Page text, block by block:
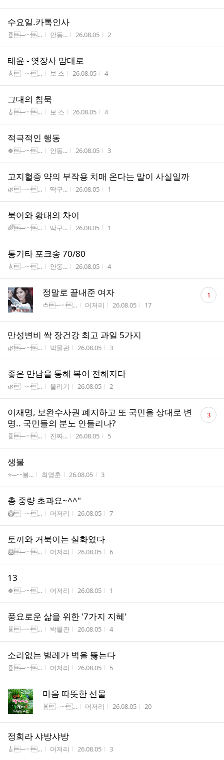
수요일.카톡인사
게시판명
🧬─····... 작성자
안동... 작성시간
26.08.05 조회수
2
태윤 - 엿장사 맘대로
게시판명
🎸─····... 작성자
보 스 작성시간
26.08.05 조회수
4
그대의 침묵
게시판명
🎸─····... 작성자
보 스 작성시간
26.08.05 조회수
4
적극적인 행동
게시판명
🍀─····... 작성자
안동... 작성시간
26.08.05 조회수
3
고지혈증 약의 부작용 치매 온다는 말이 사실일까
게시판명
🌿─····... 작성자
딱구... 작성시간
26.08.05 조회수
1
북어와 황태의 차이
게시판명
🌈─····... 작성자
딱구... 작성시간
26.08.05 조회수
1
통기타 포크송 70/80
게시판명
🎸─····... 작성자
안동... 작성시간
26.08.05 조회수
4
정말로 끝내준 여자
게시판명
🍅─····... 작성자
머저리 작성시간
26.08.05 조회수
17
댓
글 1
만성변비 싹 장건강 최고 과일 5가지
게시판명
🌿─····... 작성자
박물관 작성시간
26.08.05 조회수
3
좋은 만남을 통해 복이 전해지다
게시판명
🌿─····... 작성자
올리기 작성시간
26.08.05 조회수
2
이재명, 보완수사권 폐지하고 또 국민을 상대로 변
명.. 국민들의 분노 안들리나?
게시판명
🧬─····... 작성자
진짜... 작성시간
26.08.05 조회수
5
댓
글 3
생불
게시판명
⭐─····불... 작성자
최영훈 작성시간
26.08.05 조회수
3
총 중량 초과요~^^"
게시판명
🥝─····... 작성자
머저리 작성시간
26.08.05 조회수
7
토끼와 거북이는 실화였다
게시판명
🥝─····... 작성자
머저리 작성시간
26.08.05 조회수
6
13
게시판명
🍀─····... 작성자
머저리 작성시간
26.08.05 조회수
1
풍요로운 삶을 위한 '7가지 지혜'
게시판명
🧬─····... 작성자
박물관 작성시간
26.08.05 조회수
4
소리없는 벌레가 벽을 뚫는다
게시판명
🧬─····... 작성자
머저리 작성시간
26.08.05 조회수
5
마음 따뜻한 선물
게시판명
🧬─····... 작성자
머저리 작성시간
26.08.05 조회수
20
정희라 샤방샤방
게시판명
🎸─····... 작성자
머저리 작성시간
26.08.05 조회수
3